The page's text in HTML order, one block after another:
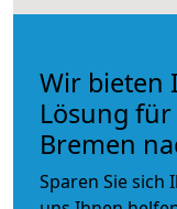
Wir bieten
Lösung
Bremen
Sparen Sie sich